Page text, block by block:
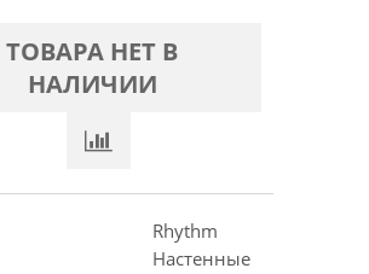
ТОВАРА НЕТ В
НАЛИЧИИ
Rhythm
Настенные